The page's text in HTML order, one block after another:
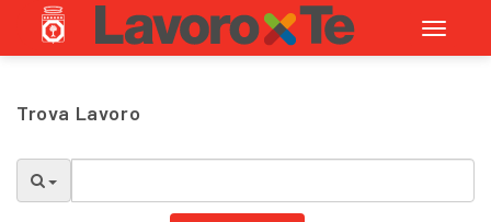
Toggle
Trova Lavoro